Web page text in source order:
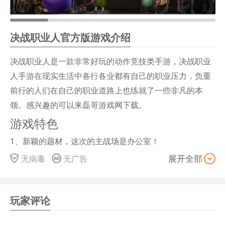
决战职业人官方版游戏介绍
决战职业人是一款非常好玩的动作竞技类手游，决战职业
人手游在现实生活中各行各业都有自己的职业压力，负重
前行的人们在自己的职业道路上也练就了一些非凡的本
领。感兴趣的可以来磊哥游戏网下载。
游戏特色
1、新颖的题材，这次的主战场是办公室！
2、搞笑滑稽的各种职业技能上演奇葩对战。
游戏亮点
无病毒 无广告 展开全部
玩家评论